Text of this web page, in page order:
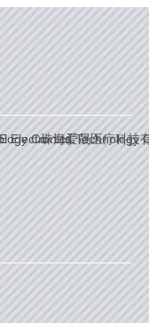
Co. Ltd.
Electronics Technology
珠海爱晟医疗科技